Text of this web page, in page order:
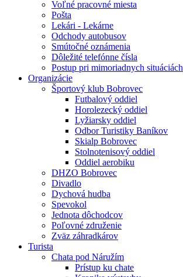
Voľné pracovné miesta
Pošta
Lekári - Lekárne
Odchody autobusov
Smútočné oznámenia
Dôležité telefónne čísla
Postup pri mimoriadnych situáciách
Organizácie
Športový klub Bobrovec
Futbalový oddiel
Horolezecký oddiel
Lyžiarsky oddiel
Odbor Turistiky Baníkov
Skialp Bobrovec
Stolnotenisový oddiel
Oddiel aerobiku
DHZO Bobrovec
Divadlo
Dychová hudba
Spevokol
Jednota dôchodcov
Poľovné združenie
Zväz záhradkárov
Turista
Chata pod Náružím
Prístup ku chate